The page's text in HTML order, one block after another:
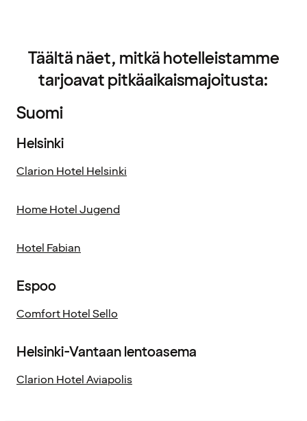
Täältä näet, mitkä hotelleistamme
tarjoavat pitkäaikaismajoitusta:
Suomi
Helsinki
Clarion Hotel Helsinki
Home Hotel Jugend
Hotel Fabian
Espoo
Comfort Hotel Sello
Helsinki-Vantaan lentoasema
Clarion Hotel Aviapolis